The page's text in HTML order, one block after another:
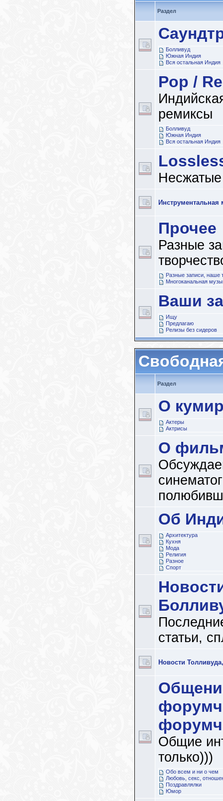
Раздел
Болливуд
Южная Индия
Вся остальная Индия
Pop /
ремиксы
Болливуд
Южная Индия
Вся остальная Индия
Инструментальная
Прочее
Разные
Разные записи, наше
Многоканальная
Ваши
Ищу
Предлагаю
Релизы без сидеров
Раздел
О
Актеры
Актрисы
О
Об
Архитектура
Кухня
Мода
Религия
Разное
Спорт
статьи,
Новости
Общие
только)))
Обо всем и ни о чем
Любовь, секс,
Поздравлялки
Юмор